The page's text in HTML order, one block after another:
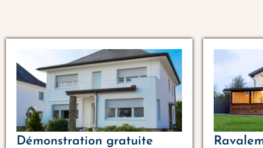
Démonstration gratuite